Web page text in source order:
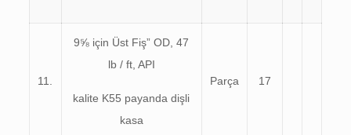
11.
9⅝ için Üst Fiş” OD, 47
lb / ft, API
kalite K55 payanda dişli
kasa
Parça 17